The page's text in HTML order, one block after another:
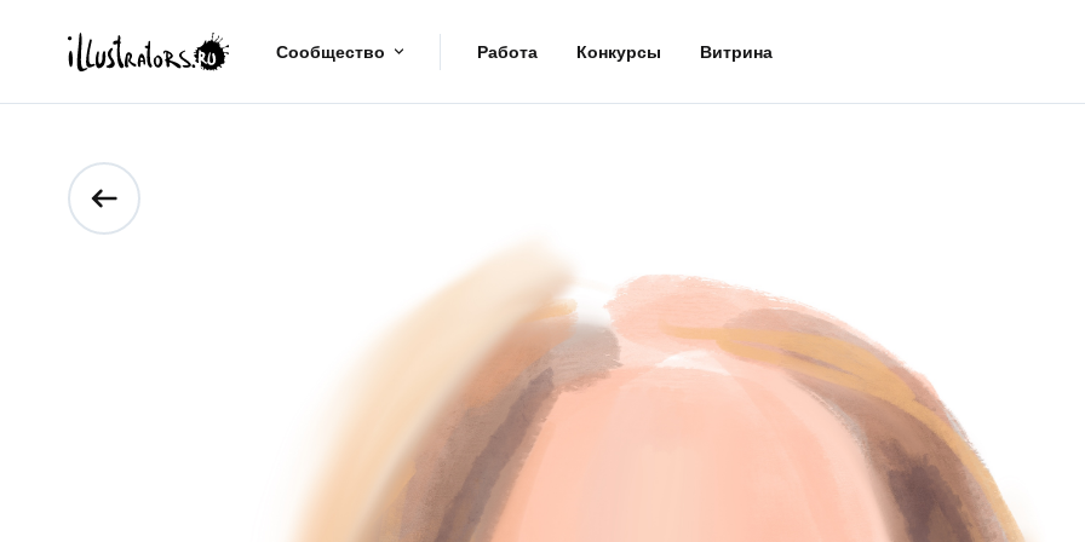
Сообщество Работа Конкурсы Витрина